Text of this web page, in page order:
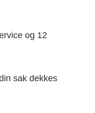
og 12
sak dekkes